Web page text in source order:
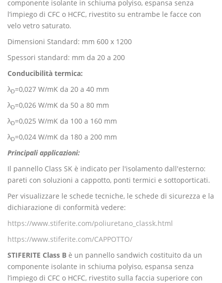
componente isolante in schiuma polyiso, espansa senza
l’impiego di CFC o HCFC, rivestito su entrambe le facce con
velo vetro saturato.
Dimensioni Standard: mm 600 x 1200
Spessori standard: mm da 20 a 200
Conducibilità termica:
λD=0,027 W/mK da 20 a 40 mm
λD=0,026 W/mK da 50 a 80 mm
λD=0,025 W/mK da 100 a 160 mm
λD=0,024 W/mK da 180 a 200 mm
Principali applicazioni:
Il pannello Class SK è indicato per l'isolamento dall'esterno:
pareti con soluzioni a cappotto, ponti termici e sottoporticati.
Per visualizzare le schede tecniche, le schede di sicurezza e la
dichiarazione di conformità vedere:
https://www.stiferite.com/poliuretano_classk.html
https://www.stiferite.com/CAPPOTTO/
STIFERITE Class B è un pannello sandwich costituito da un
componente isolante in schiuma polyiso, espansa senza
l’impiego di CFC o HCFC, rivestito sulla faccia superiore con